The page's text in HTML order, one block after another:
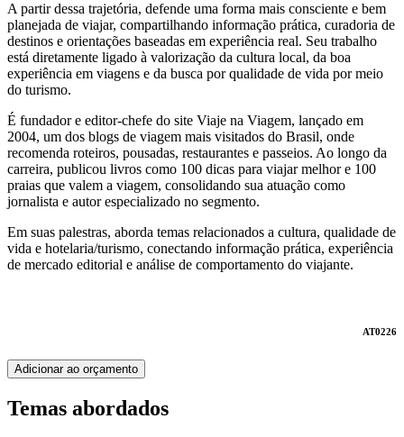
A partir dessa trajetória, defende uma forma mais consciente e bem
planejada de viajar, compartilhando informação prática, curadoria de
destinos e orientações baseadas em experiência real. Seu trabalho
está diretamente ligado à valorização da cultura local, da boa
experiência em viagens e da busca por qualidade de vida por meio
do turismo.
É fundador e editor-chefe do site Viaje na Viagem, lançado em
2004, um dos blogs de viagem mais visitados do Brasil, onde
recomenda roteiros, pousadas, restaurantes e passeios. Ao longo da
carreira, publicou livros como 100 dicas para viajar melhor e 100
praias que valem a viagem, consolidando sua atuação como
jornalista e autor especializado no segmento.
Em suas palestras, aborda temas relacionados a cultura, qualidade de
vida e hotelaria/turismo, conectando informação prática, experiência
de mercado editorial e análise de comportamento do viajante.
AT0226
Adicionar ao orçamento
Temas abordados